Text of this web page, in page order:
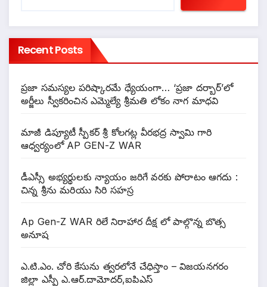
Recent Posts
ప్రజా సమస్యల పరిష్కారమే ధ్యేయంగా… ‘ప్రజా దర్బార్’లో
అర్జీలు స్వీకరించిన ఎమ్మెల్యే శ్రీమతి లోకం నాగ మాధవి
మాజీ డిప్యూటీ స్పీకర్ శ్రీ కోలగట్ల వీరభద్ర స్వామి గారి
ఆధ్వర్యంలో AP GEN-Z WAR
డీఎస్సీ అభ్యర్థులకు న్యాయం జరిగే వరకు పోరాటం ఆగదు :
చిన్న శ్రీను మరియు సిరి సహస్ర
Ap Gen-Z WAR రిలే నిరాహార దీక్ష లో పాల్గొన్న బొత్స
అనూష
ఎ.టి.ఎం. చోరి కేసును త్వరలోనే చేధిస్తాం – విజయనగరం
జిల్లా ఎస్పీ ఎ.ఆర్.దామోదర్,ఐపిఎస్